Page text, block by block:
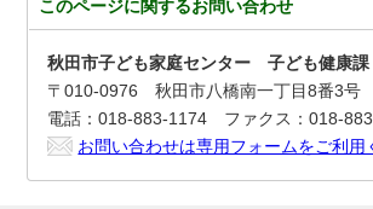
このページに関するお問い合わせ
秋田市子ども家庭センター 子ども健康
〒010-0976 秋田市八橋南一丁目8番3号
電話：018-883-1174 ファクス：018-
お問い合わせは専用フォームをご利用